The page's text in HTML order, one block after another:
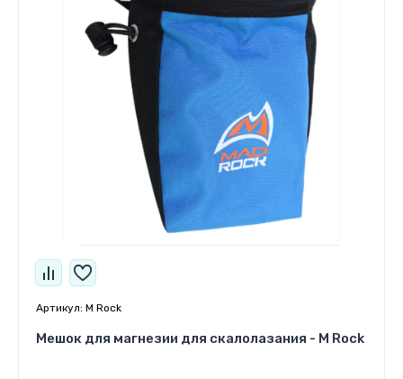
Артикул: M Rock
Мешок для магнезии для скалолазания - M Rock